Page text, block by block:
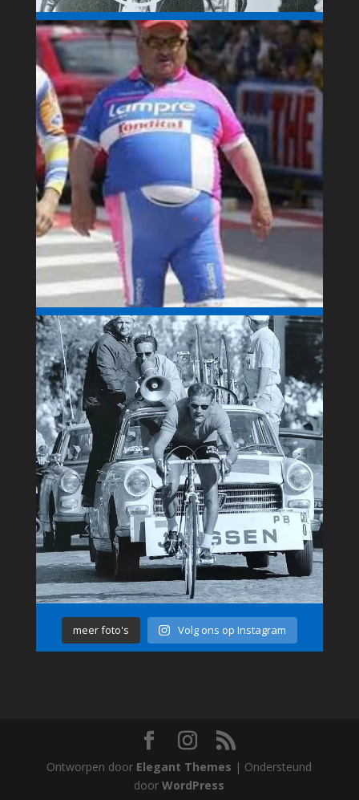
meer foto's Volg ons op Instagram
Ontworpen door Elegant Themes | Ondersteund
doorWordPress